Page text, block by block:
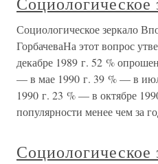
Социологическое зеркало
ГорбачеваНа этот вопрос
декабре 1989 г. 52 %
— в мае 1990 г. 39 % — в
1990 г. 23 % — в октябре
популярности менее чем за
Социологическое